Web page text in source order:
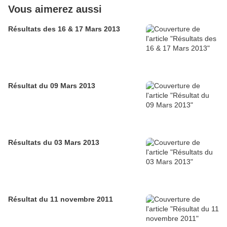
Vous aimerez aussi
Résultats des 16 & 17 Mars 2013
Résultat du 09 Mars 2013
Résultats du 03 Mars 2013
Résultat du 11 novembre 2011